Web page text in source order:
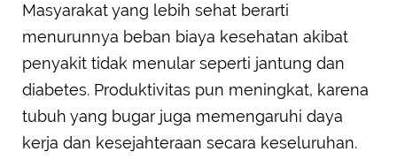
Masyarakat yang lebih sehat berarti
menurunnya beban biaya kesehatan akibat
penyakit tidak menular seperti jantung dan
diabetes. Produktivitas pun meningkat, karena
tubuh yang bugar juga memengaruhi daya
kerja dan kesejahteraan secara keseluruhan.